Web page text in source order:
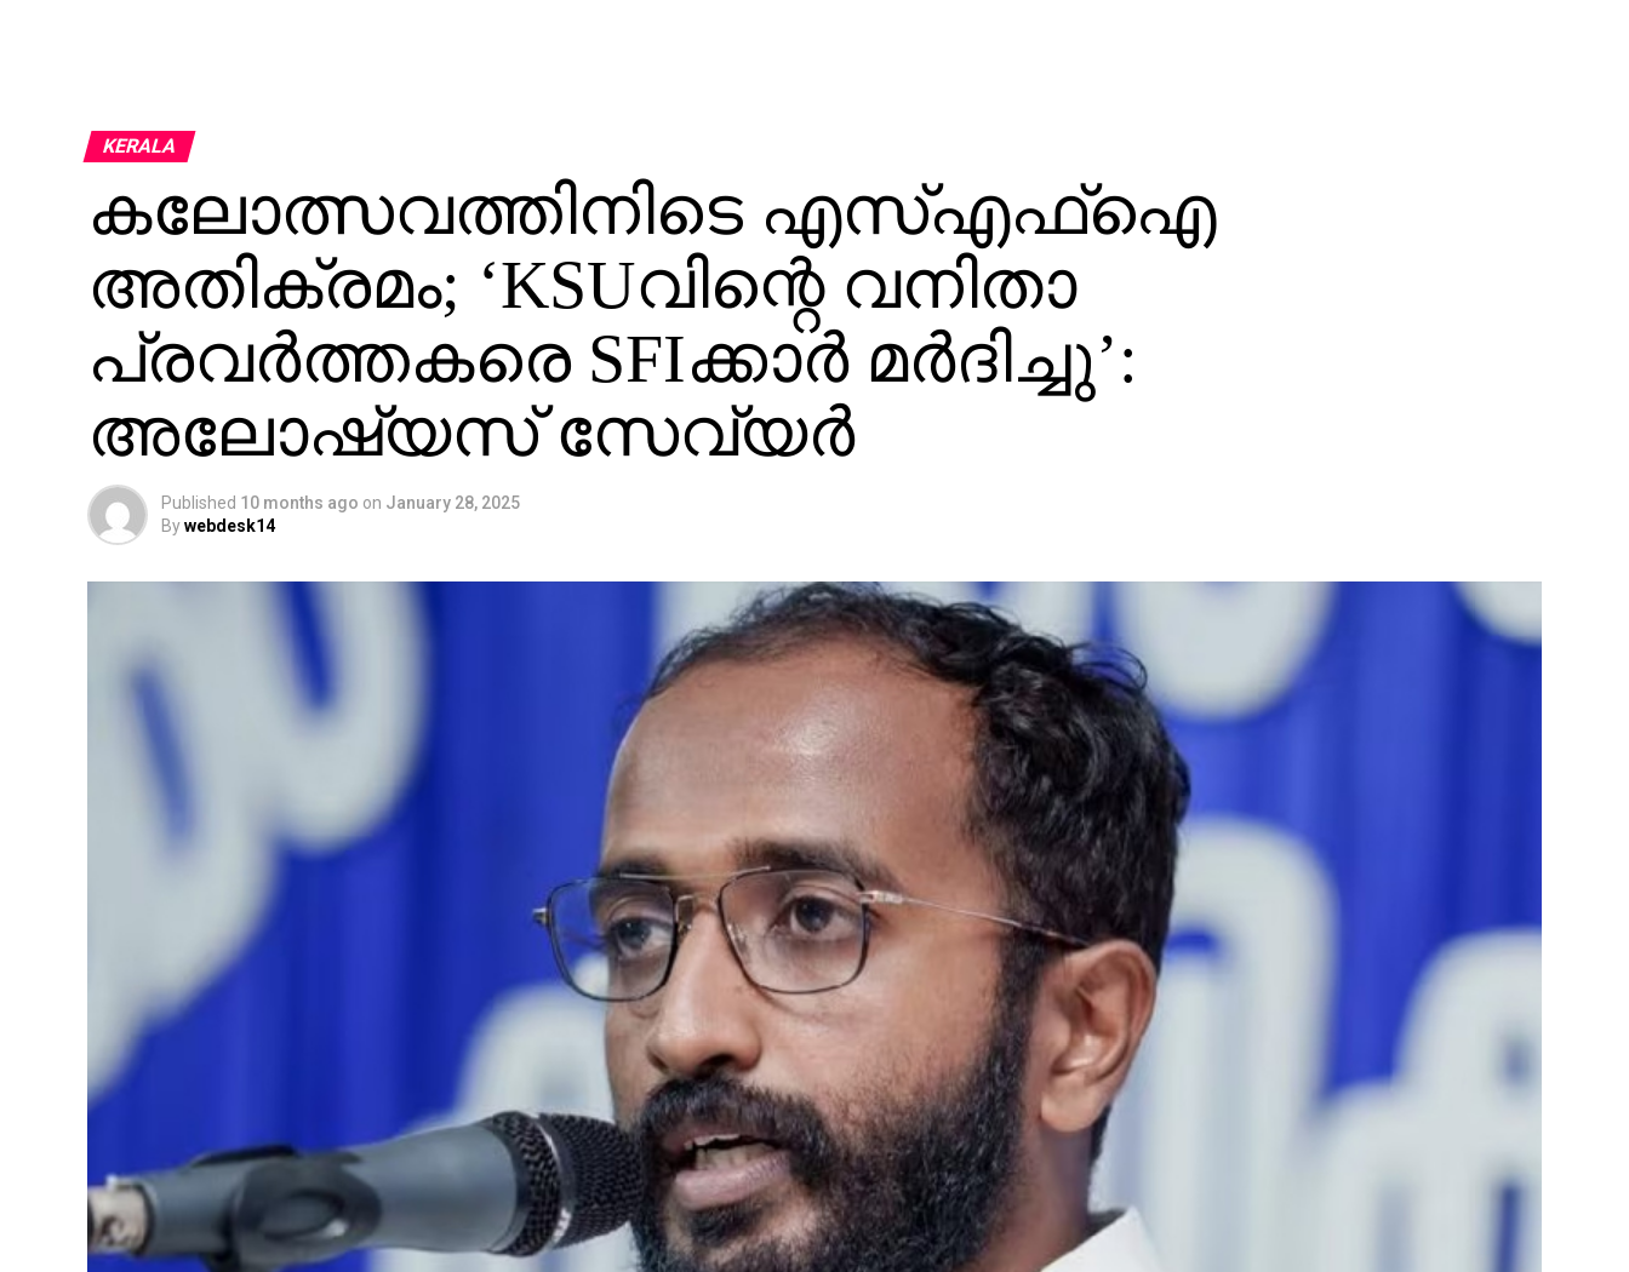
KERALA
കലോത്സവത്തിനിടെ എസ്എഫ്‌ഐ
അതിക്രമം; ‘KSUവിന്റെ വനിതാ
പ്രവർത്തകരെ SFIക്കാർ മർദിച്ചു’:
അലോഷ്യസ് സേവ്യർ
Published 10 months ago on January 28, 2025
Bywebdesk14